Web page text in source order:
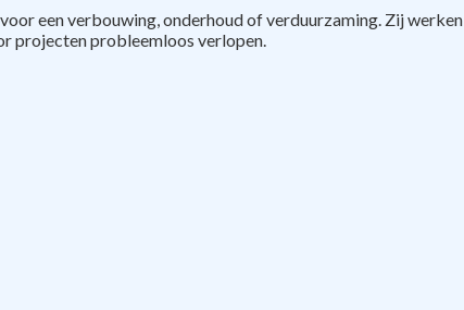
een verbouwing, onderhoud of verduurzaming. Zij werken
projecten probleemloos verlopen.